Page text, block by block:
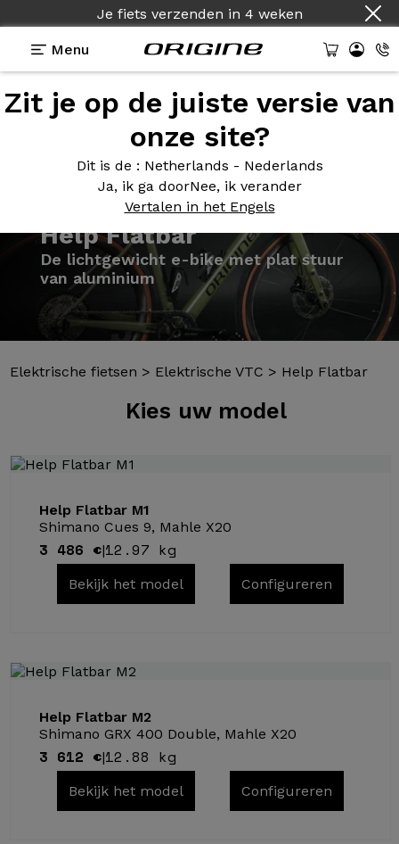
Je fiets verzenden in 4 weken
Menu
Zit je op de juiste versie van
onze site?
Dit is de : Netherlands - Nederlands
Ja, ik ga doorNee, ik verander
Vertalen in het Engels
Presentatie Modellen Technologie
Elektrische fietsen > Elektrische VTC > Help Flatbar
Kies uw model
Help Flatbar M1
Shimano Cues 9, Mahle X20
3 486 €|12.97 kg
Bekijk het model Configureren
Help Flatbar M2
Shimano GRX 400 Double, Mahle X20
3 612 €|12.88 kg
Bekijk het model Configureren